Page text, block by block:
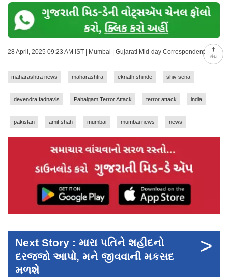
ટોચ
28 April, 2025 09:23 AM IST | Mumbai | Gujarati Mid-day Correspondent
maharashtra news maharashtra eknath shinde shiv sena
devendra fadnavis Pahalgam Terror Attack terror attack india
pakistan amit shah mumbai mumbai news news
Next Story : મારા પતિને શહીદનો
દરજ્જો આપો, મને જીવવાની મકસદ
મળશે
>